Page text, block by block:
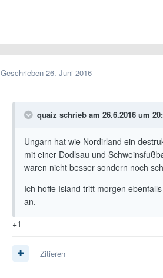
Geschrieben 26. Juni 2016
quaiz schrieb am 26.6.2016 um
Ungarn hat wie Nordirland ein
mit einer Dodlsau und
waren nicht besser sondern noch
Ich hoffe Island tritt morgen
an.
+1
Zitieren